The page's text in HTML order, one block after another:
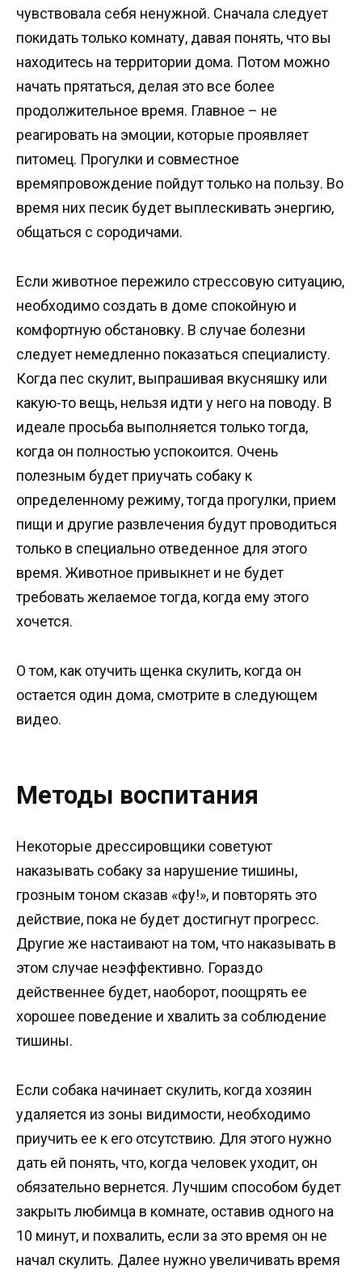
чувствовала себя ненужной. Сначала следует
покидать только комнату, давая понять, что вы
находитесь на территории дома. Потом можно
начать прятаться, делая это все более
продолжительное время. Главное – не
реагировать на эмоции, которые проявляет
питомец. Прогулки и совместное
времяпровождение пойдут только на пользу. Во
время них песик будет выплескивать энергию,
общаться с сородичами.
Если животное пережило стрессовую ситуацию,
необходимо создать в доме спокойную и
комфортную обстановку. В случае болезни
следует немедленно показаться специалисту.
Когда пес скулит, выпрашивая вкусняшку или
какую-то вещь, нельзя идти у него на поводу. В
идеале просьба выполняется только тогда,
когда он полностью успокоится. Очень
полезным будет приучать собаку к
определенному режиму, тогда прогулки, прием
пищи и другие развлечения будут проводиться
только в специально отведенное для этого
время. Животное привыкнет и не будет
требовать желаемое тогда, когда ему этого
хочется.
О том, как отучить щенка скулить, когда он
остается один дома, смотрите в следующем
видео.
Методы воспитания
Некоторые дрессировщики советуют
наказывать собаку за нарушение тишины,
грозным тоном сказав «фу!», и повторять это
действие, пока не будет достигнут прогресс.
Другие же настаивают на том, что наказывать в
этом случае неэффективно. Гораздо
действеннее будет, наоборот, поощрять ее
хорошее поведение и хвалить за соблюдение
тишины.
Если собака начинает скулить, когда хозяин
удаляется из зоны видимости, необходимо
приучить ее к его отсутствию. Для этого нужно
дать ей понять, что, когда человек уходит, он
обязательно вернется. Лучшим способом будет
закрыть любимца в комнате, оставив одного на
10 минут, и похвалить, если за это время он не
начал скулить. Далее нужно увеличивать время